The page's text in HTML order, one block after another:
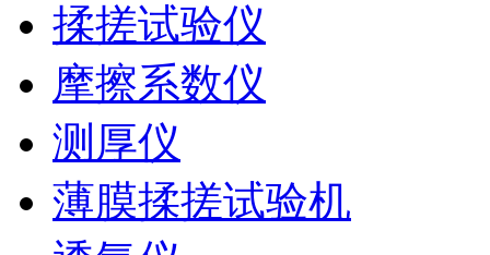
揉搓试验仪
摩擦系数仪
测厚仪
薄膜揉搓试验机